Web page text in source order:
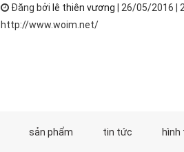
Đăng bởi lê thiên vương | 26/05/2016 |
http://www.woim.net/
sản phẩm tin tức